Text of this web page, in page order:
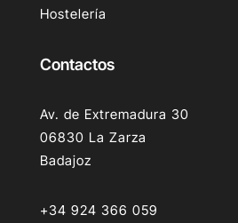
Hostelería
Contactos
Av. de Extremadura 30
06830 La Zarza
Badajoz
+34 924 366 059